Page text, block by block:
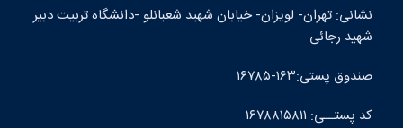
نشانی: تهران- لويزان- خيابان شهيد شعبانلو -دانشگاه تربيت دبير
شهيد رجائی
صندوق پستی:۱۶۳-۱۶۷۸۵
کد پستــی: ۱۶۷۸۸۱۵۸۱۱